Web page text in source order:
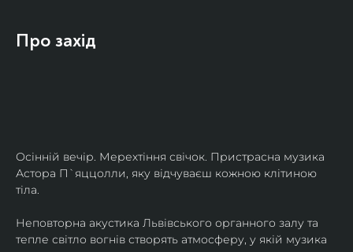
Про захід
Осінній вечір. Мерехтіння свічок. Пристрасна музика
Астора П`яццолли, яку відчуваєш кожною клітиною
тіла.
Неповторна акустика Львівського органного залу та
тепле світло вогнів створять атмосферу, у якій музика